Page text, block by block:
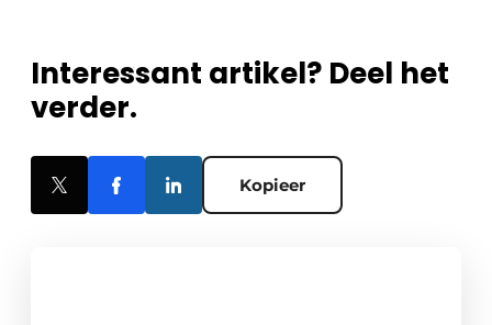
Interessant artikel? Deel het
verder.
Kopieer